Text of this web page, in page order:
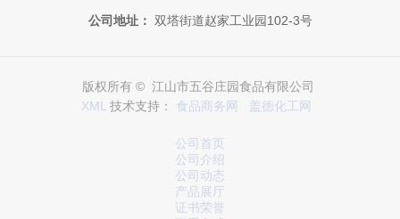
公司地址： 双塔街道赵家工业园102-3号
版权所有 © 江山市五谷庄园食品有限公司
XML 技术支持： 食品商务网 盖德化工网
公司首页
公司介绍
公司动态
产品展厅
证书荣誉